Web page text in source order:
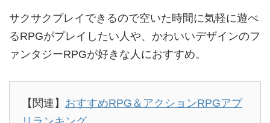
サクサクプレイできるので空いた時間に気軽に遊べ
るRPGがプレイしたい人や、かわいいデザインのフ
ァンタジーRPGが好きな人におすすめ。
【関連】 おすすめRPG＆アクションRPGアプ